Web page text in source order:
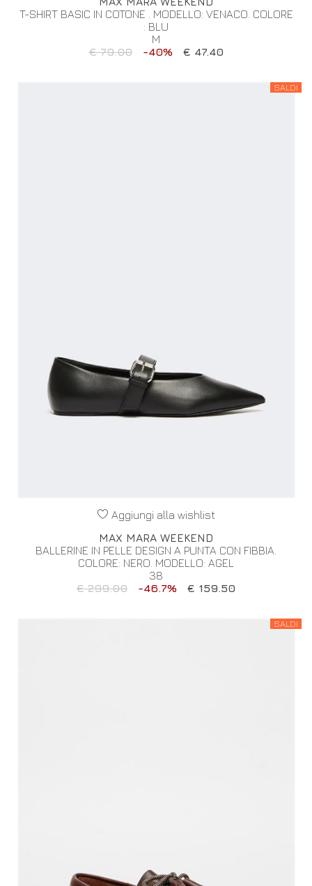
T-SHIRT BASIC IN COTONE . MODELLO: VENACO. COLORE
: BLU
M
€ 79.00
-40% € 47.40
SALDI
Aggiungi alla wishlist
MAX MARA WEEKEND
BALLERINE IN PELLE DESIGN A PUNTA CON FIBBIA.
COLORE: NERO. MODELLO: AGEL
38
€ 299.00
-46.7% € 159.50
SALDI